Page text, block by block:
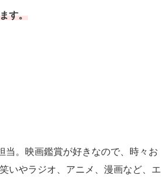
す。
当。映画鑑賞が好きなので、時々お
いやラジオ、アニメ、漫画など、エ